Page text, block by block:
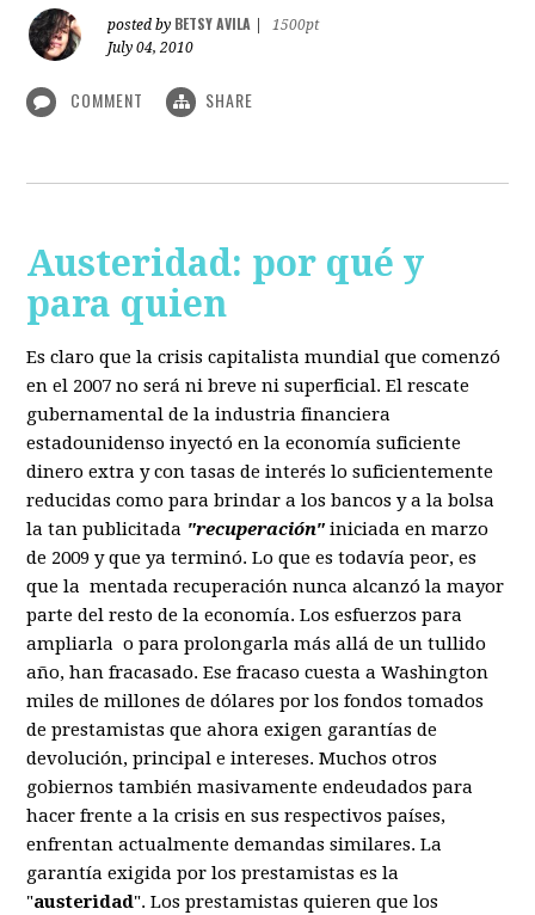
posted by BETSY AVILA
1500pt
July 04, 2010
COMMENT SHARE
Austeridad: por qué y
para quien
Es claro que la crisis capitalista mundial que comenzó
en el 2007 no será ni breve ni superficial. El rescate
gubernamental de la industria financiera
estadounidenso inyectó en la economía suficiente
dinero extra y con tasas de interés lo suficientemente
reducidas como para brindar a los bancos y a la bolsa
la tan publicitada "recuperación" iniciada en marzo
de 2009 y que ya terminó. Lo que es todavía peor, es
que la mentada recuperación nunca alcanzó la mayor
parte del resto de la economía. Los esfuerzos para
ampliarla o para prolongarla más allá de un tullido
año, han fracasado. Ese fracaso cuesta a Washington
miles de millones de dólares por los fondos tomados
de prestamistas que ahora exigen garantías de
devolución, principal e intereses. Muchos otros
gobiernos también masivamente endeudados para
hacer frente a la crisis en sus respectivos países,
enfrentan actualmente demandas similares. La
garantía exigida por los prestamistas es la
"austeridad". Los prestamistas quieren que los